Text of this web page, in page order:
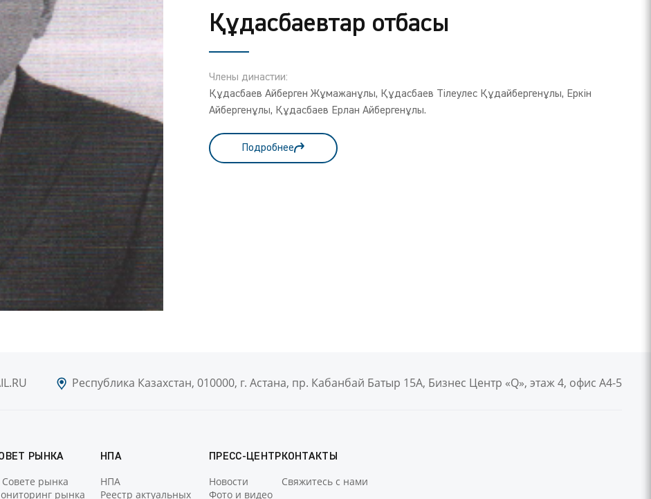
Құдасбаевтар отбасы
Члены династии:
Құдасбаев Айберген Жұмажанұлы, Құдасбаев Тілеулес Құдайбергенұлы, Еркін
Айбергенұлы, Құдасбаев Ерлан Айбергенұлы.
Подробнее
Республика Казахстан, 010000, г. Астана, пр. Кабанбай Батыр 15А, Бизнес Центр «Q», этаж 4, офис А4-5
РЫНКА
рынка
рынка
НПА
НПА
Реестр актуальных
ПРЕСС-ЦЕНТР
Новости
Фото и видео
КОНТАКТЫ
Свяжитесь с нами